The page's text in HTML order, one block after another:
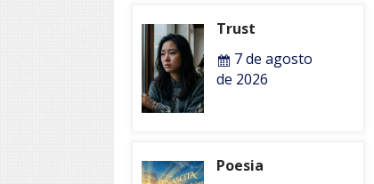
Trust
7 de agosto
de 2026
Poesia